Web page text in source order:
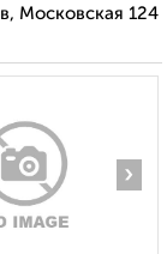
Московская 124
›